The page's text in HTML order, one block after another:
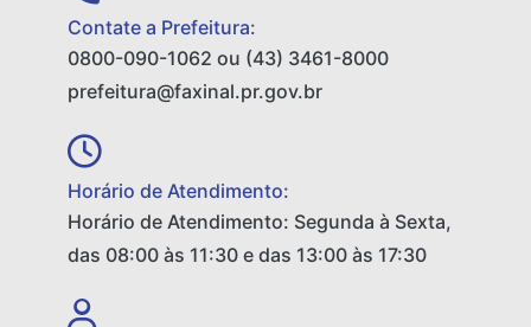
Contate a Prefeitura:
0800-090-1062 ou (43) 3461-8000
prefeitura@faxinal.pr.gov.br
Horário de Atendimento:
Horário de Atendimento: Segunda à Sexta,
das 08:00 às 11:30 e das 13:00 às 17:30